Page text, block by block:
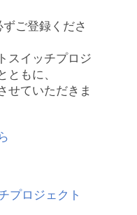
ずご登録くださ
スイッチプロジ
ともに、
せていただきま